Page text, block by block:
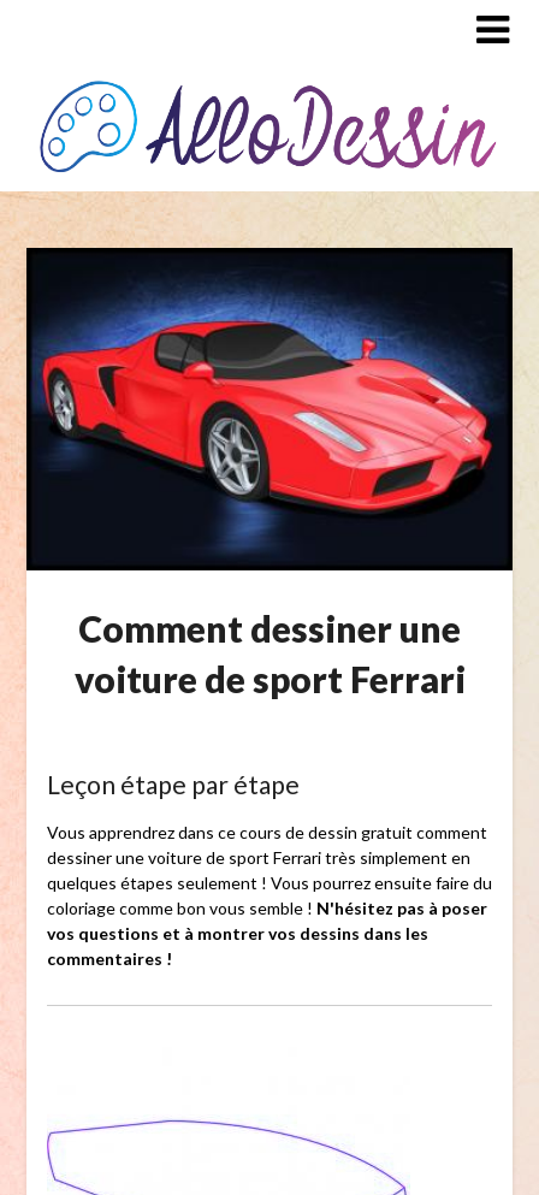
Comment dessiner une
voiture de sport Ferrari
Leçon étape par étape
Vous apprendrez dans ce cours de dessin gratuit comment
dessiner une voiture de sport Ferrari très simplement en
quelques étapes seulement ! Vous pourrez ensuite faire du
coloriage comme bon vous semble ! N'hésitez pas à poser
vos questions et à montrer vos dessins dans les
commentaires !